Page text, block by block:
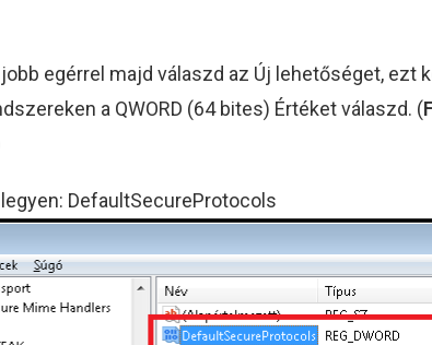
egérrel majd válaszd az Új lehetőséget, ezt
a QWORD (64 bites) Értéket válaszd. (
DefaultSecureProtocols